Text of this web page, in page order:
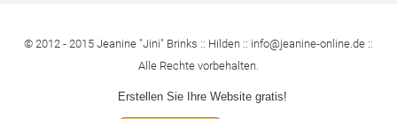
© 2012 - 2015 Jeanine "Jini" Brinks :: Hilden :: info@jeanine-online.de ::
Alle Rechte vorbehalten.
Erstellen Sie Ihre Website gratis!